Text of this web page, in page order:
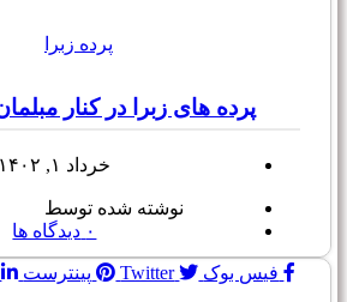
پرده زبرا
پرده های زبرا در کنار
خرداد ۱, ۱۴۰۲
نوشته شده توسط
۰ دیدگاه ها
فیس بوک Twitter پینترست